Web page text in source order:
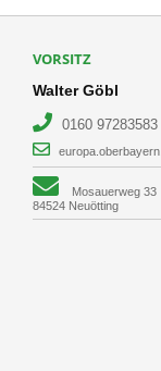
VORSITZ
Walter Göbl
0160 97283583
Mosauerweg 33
84524 Neuötting